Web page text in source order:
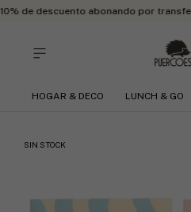
de descuento abonando por
HOGAR & DECO LUNCH & GO
SIN STOCK